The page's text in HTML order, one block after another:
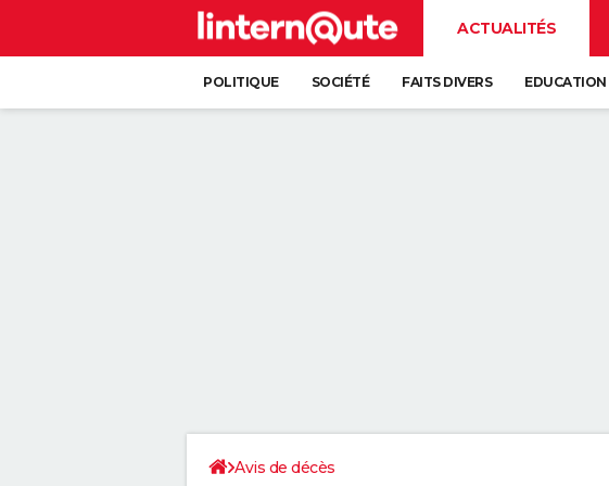
ACTUALITÉS
POLITIQUE SOCIÉTÉ FAITS DIVERS EDUCATION
Avis de décès